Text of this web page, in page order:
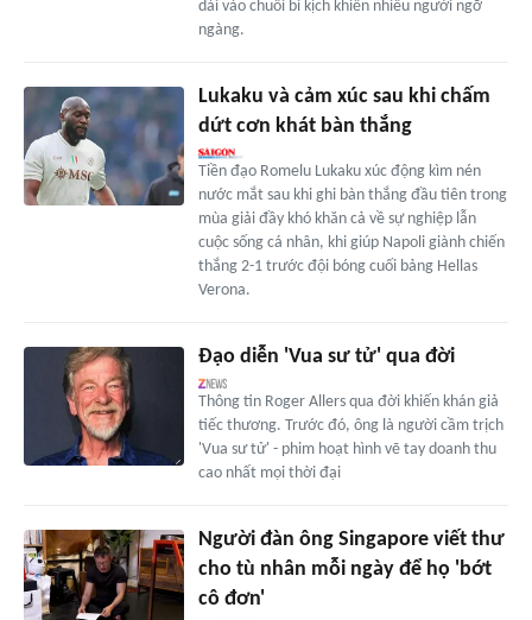
dài vào chuỗi bi kịch khiến nhiều người ngỡ
ngàng.
Lukaku và cảm xúc sau khi chấm
dứt cơn khát bàn thắng
Tiền đạo Romelu Lukaku xúc động kìm nén
nước mắt sau khi ghi bàn thắng đầu tiên trong
mùa giải đầy khó khăn cả về sự nghiệp lẫn
cuộc sống cá nhân, khi giúp Napoli giành chiến
thắng 2-1 trước đội bóng cuối bảng Hellas
Verona.
Đạo diễn 'Vua sư tử' qua đời
Thông tin Roger Allers qua đời khiến khán giả
tiếc thương. Trước đó, ông là người cầm trịch
'Vua sư tử' - phim hoạt hình vẽ tay doanh thu
cao nhất mọi thời đại
Người đàn ông Singapore viết thư
cho tù nhân mỗi ngày để họ 'bớt
cô đơn'